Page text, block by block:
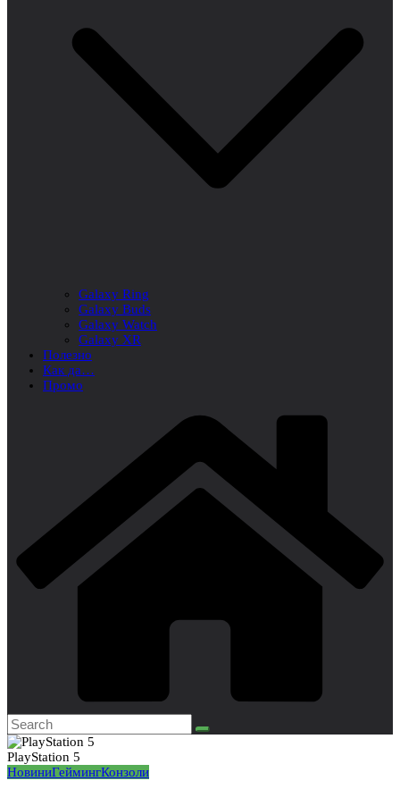
Galaxy Ring
Galaxy Buds
Galaxy Watch
Galaxy XR
Полезно
Как да…
Промо
PlayStation 5
НовиниГеймингКонзоли